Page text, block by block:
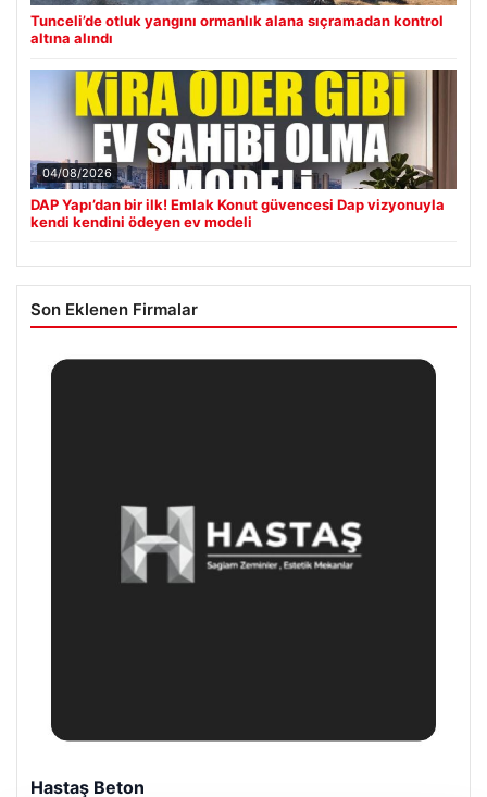
Tunceli’de otluk yangını ormanlık alana sıçramadan kontrol
altına alındı
04/08/2026
DAP Yapı’dan bir ilk! Emlak Konut güvencesi Dap vizyonuyla
kendi kendini ödeyen ev modeli
Son Eklenen Firmalar
Hastaş Beton